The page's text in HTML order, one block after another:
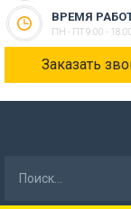
ВРЕМЯ
ПН - ПТ 9:00 -
Заказать